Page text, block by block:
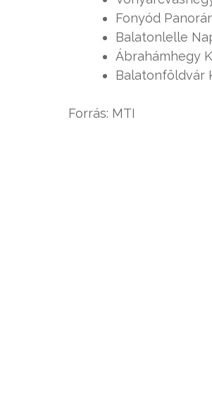
Fonyód
Balatonlelle
Ábrahámhegy
Balatonföldvár
Forrás: MTI